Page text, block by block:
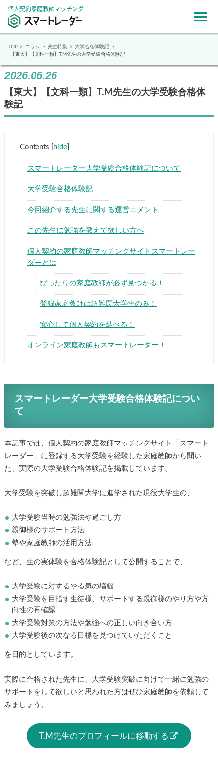
個人契約家庭教師マッチング
▶
TOP コラム 先生特集
大学合格体験記
【東大】【文科一類】T.M先生の大学受験合格体験記
2026.06.26
【東大】【文科一類】T.M先生の大学受験合格体
験記
Contents hide]
スマートレーダー大学受験合格体験記について
大学受験合格体験記
今回紹介する先生に関する運営コメント
この先生に勉強を教えて欲しい方へ
個人契約の家庭教師マッチングサイトスマートレー
ダーとは
ぴったりの家庭教師が必ず見つかる！
登録家庭教師は超難関大学生のみ！
安心して個人契約を結べる！
オンライン家庭教師もスマートレーダー！
スマートレーダー大学受験合格体験記につい
て
本記事では、個人契約の家庭教師マッチングサイト「スマート
レーダー」に登録する大学受験を経験した家庭教師から聞い
た、実際の大学受験合格体験記を掲載しています。
大学受験を突破し超難関大学に進学された現役大学生の、
大学受験当時の勉強法や過ごし方
親御様のサポート方法
塾や家庭教師の活用方法
など、生の実体験を合格体験記として公開することで、
大学受験に対するやる気の増幅
大学受験を目指す生徒様、サポートする親御様のやり方や方
向性の再確認
大学受験対策の方法や勉強への正しい向き合い方
大学受験後の次なる目標を見つけていただくこと
を目的としています。
実際に合格された先生に、大学受験突破に向けて一緒に勉強の
サポートをして欲しいと思われた方はぜひ家庭教師を依頼して
みましょう。
T.M先生のプロフィールに移動する